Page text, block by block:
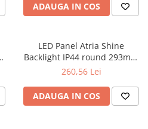
ADAUGA IN COS
LED Panel Atria Shine
Backlight IP44 round 293mm
16W 1600lm 4000K White
260,56 Lei
ADAUGA IN COS